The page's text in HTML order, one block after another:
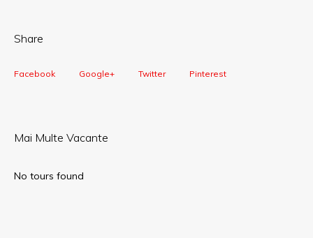
Share
Facebook Google+ Twitter Pinterest
Mai Multe Vacante
No tours found